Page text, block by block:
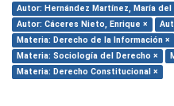
Autor: Hernández Martínez, María del
Autor: Cáceres Nieto, Enrique ×
Materia: Derecho de la Información ×
Materia: Sociología del Derecho ×
Materia: Derecho Constitucional ×